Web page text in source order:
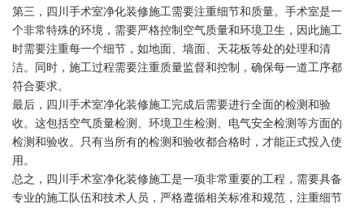
第三，四川手术室净化装修施工需要注重细节和质量。手术室是一
个非常特殊的环境，需要严格控制空气质量和环境卫生，因此施工
时需要注重每一个细节，如地面、墙面、天花板等处的处理和清
洁。同时，施工过程需要注重质量监督和控制，确保每一道工序都
符合要求。
最后，四川手术室净化装修施工完成后需要进行全面的检测和验
收。这包括空气质量检测、环境卫生检测、电气安全检测等方面的
检测和验收。只有当所有的检测和验收都合格时，才能正式投入使
用。
总之，四川手术室净化装修施工是一项非常重要的工程，需要具备
专业的施工队伍和技术人员，严格遵循相关标准和规范，注重细节